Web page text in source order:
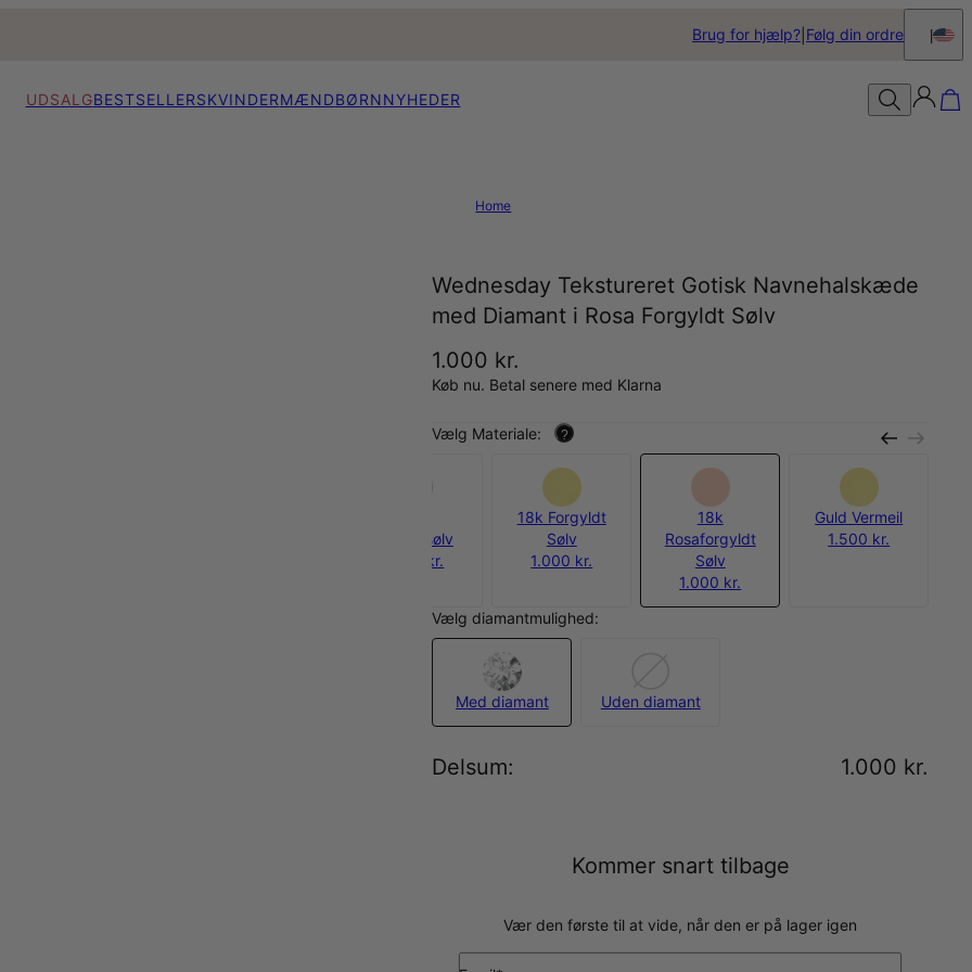
Brug for hjælp? Følg din ordre
UDSALGBESTSELLERSKVINDERMÆNDBØRNNYHEDER
Home
Wednesday Tekstureret Gotisk Navnehalskæde
med Diamant i Rosa Forgyldt Sølv
1.000 kr.
Køb nu. Betal senere med Klarna
Vælg Materiale: ?
sterlingsølv
1.000 kr.
18k Forgyldt
Sølv
1.000 kr.
18k
Rosaforgyldt
Sølv
1.000 kr.
Guld Vermeil
1.500 kr.
Vælg diamantmulighed:
Med diamant Uden diamant
Delsum: 1.000 kr.
Kommer snart tilbage
Vær den første til at vide, når den er på lager igen